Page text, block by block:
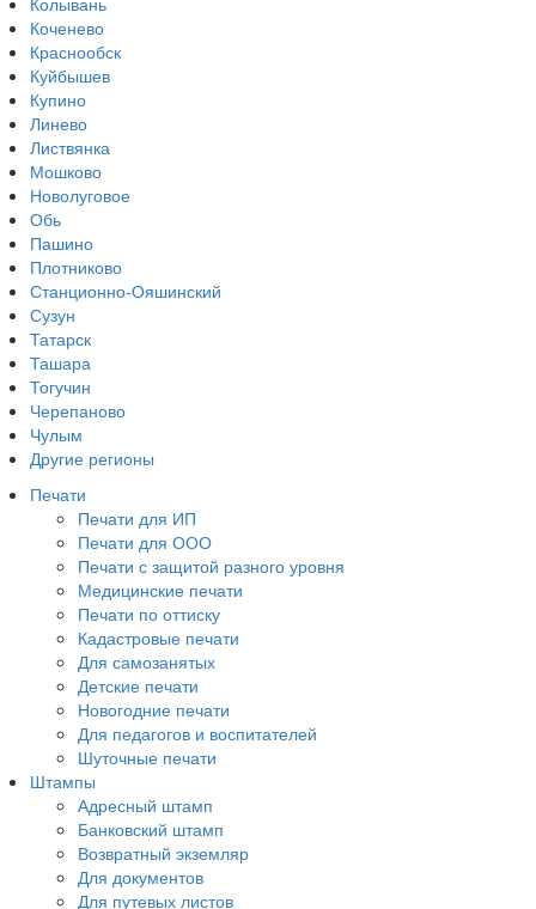
Коченево
Краснообск
Куйбышев
Купино
Линево
Листвянка
Мошково
Новолуговое
Обь
Пашино
Плотниково
Станционно-Ояшинский
Сузун
Татарск
Ташара
Тогучин
Черепаново
Чулым
Другие регионы
Печати
Печати для ИП
Печати для ООО
Печати с защитой разного уровня
Медицинские печати
Печати по оттиску
Кадастровые печати
Для самозанятых
Детские печати
Новогодние печати
Для педагогов и воспитателей
Шуточные печати
Штампы
Адресный штамп
Банковский штамп
Возвратный экземляр
Для документов
Для путевых листов